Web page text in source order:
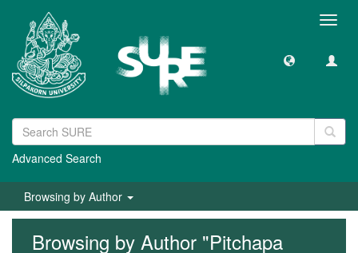
Advanced Search
Browsing by Author
Browsing by Author "Pitchapa